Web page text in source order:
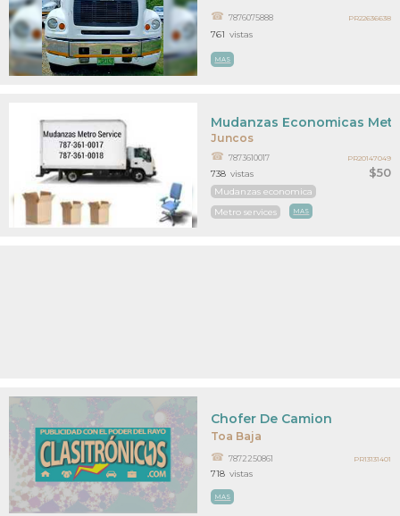
7876075888
MAS
761 vistas
PR22636638
Juncos
$50
Mudanzas Economicas
7873610017
Mudanzas economica
Metro services
MAS
738 vistas
PR20147049
Toa Baja
Chofer De Camion
7872250861
MAS
718 vistas
PR13131401